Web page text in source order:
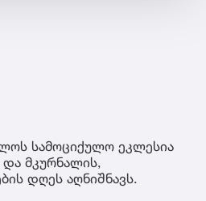
სამოციქულო ეკლესია
მკურნალის,
დღეს აღნიშნავს.